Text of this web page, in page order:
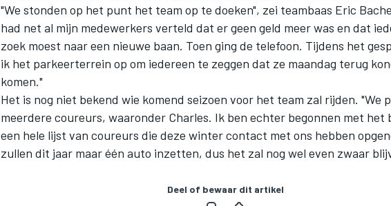
"We stonden op het punt het team op te doeken", zei teambaas Eric
had net al mijn medewerkers verteld dat er geen geld meer was en dat
zoek moest naar een nieuwe baan. Toen ging de telefoon. Tijdens het
ik het parkeerterrein op om iedereen te zeggen dat ze maandag terug
komen."
Het is nog niet bekend wie komend seizoen voor het team zal rijden. "We
meerdere coureurs, waaronder Charles. Ik ben echter begonnen met het
een hele lijst van coureurs die deze winter contact met ons hebben
zullen dit jaar maar één auto inzetten, dus het zal nog wel even zwaar
Deel of bewaar dit artikel